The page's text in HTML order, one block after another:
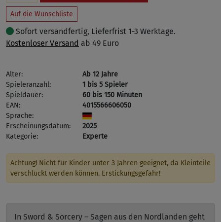
Auf die Wunschliste
Sofort versandfertig, Lieferfrist 1-3 Werktage.
Kostenloser Versand ab 49 Euro
Alter:
Ab 12 Jahre
Spieleranzahl:
1 bis 5 Spieler
Spieldauer:
60 bis 150 Minuten
EAN:
4015566606050
Sprache:
Erscheinungsdatum:
2025
Kategorie:
Experte
Achtung! Nicht für Kinder unter 3 Jahren geeignet, da Kleinteile
verschluckt werden können. Erstickungsgefahr!
In Sword & Sorcery – Sagen aus den Nordlanden geht